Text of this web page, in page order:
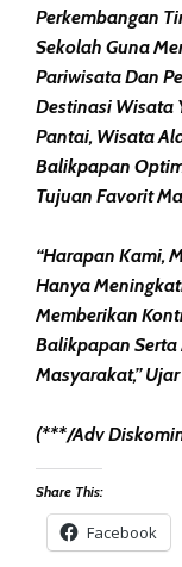
Perkembangan
Sekolah Guna
Pariwisata Dan
Destinasi Wisata
Pantai, Wisata
Balikpapan
Tujuan Favorit
“Harapan Kami,
Hanya
Memberikan
Balikpapan
Masyarakat,”
(***/Adv
Share This:
Facebook